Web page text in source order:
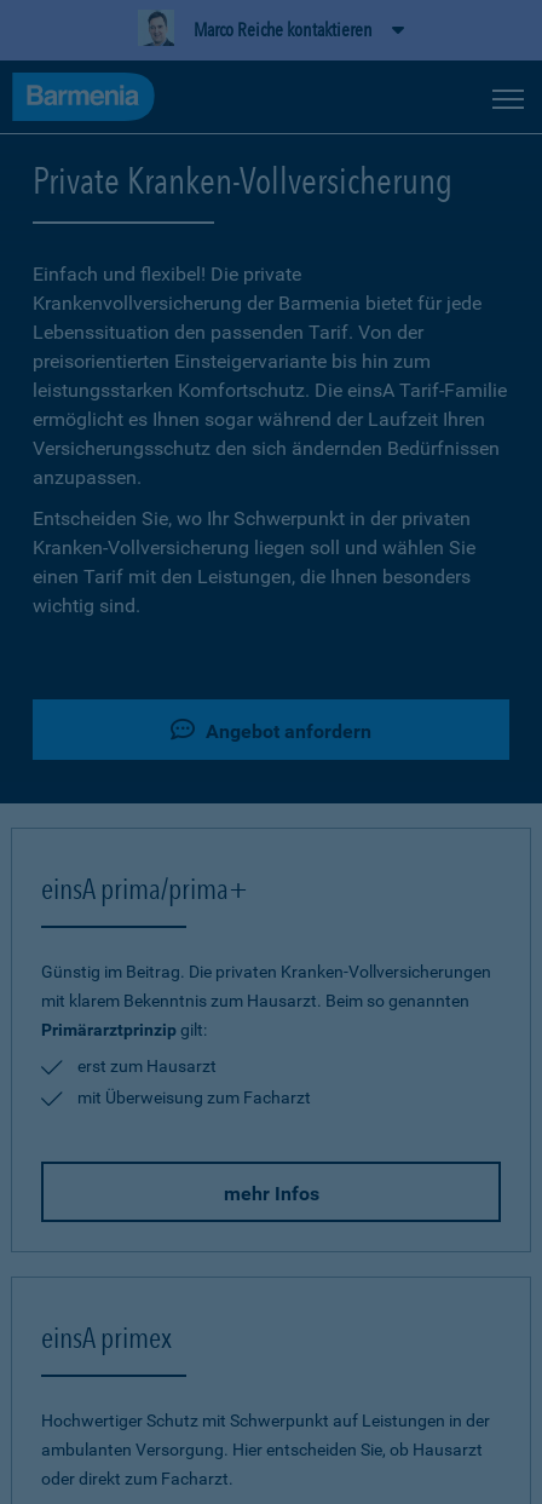
Marco Reiche kontaktieren
Private Kranken-Vollversicherung
Einfach und flexibel! Die private
Krankenvollversicherung der Barmenia bietet für jede
Lebenssituation den passenden Tarif. Von der
preisorientierten Einsteigervariante bis hin zum
leistungsstarken Komfortschutz. Die einsA Tarif-Familie
ermöglicht es Ihnen sogar während der Laufzeit Ihren
Versicherungsschutz den sich ändernden Bedürfnissen
anzupassen.
Entscheiden Sie, wo Ihr Schwerpunkt in der privaten
Kranken-Vollversicherung liegen soll und wählen Sie
einen Tarif mit den Leistungen, die Ihnen besonders
wichtig sind.
Angebot anfordern
einsA prima/prima+
Günstig im Beitrag. Die privaten Kranken-Vollversicherungen
mit klarem Bekenntnis zum Hausarzt. Beim so genannten
Primärarztprinzipgilt:
erst zum Hausarzt
mit Überweisung zum Facharzt
mehr Infos
einsA primex
Hochwertiger Schutz mit Schwerpunkt auf Leistungen in der
ambulanten Versorgung. Hier entscheiden Sie, ob Hausarzt
oder direkt zum Facharzt.